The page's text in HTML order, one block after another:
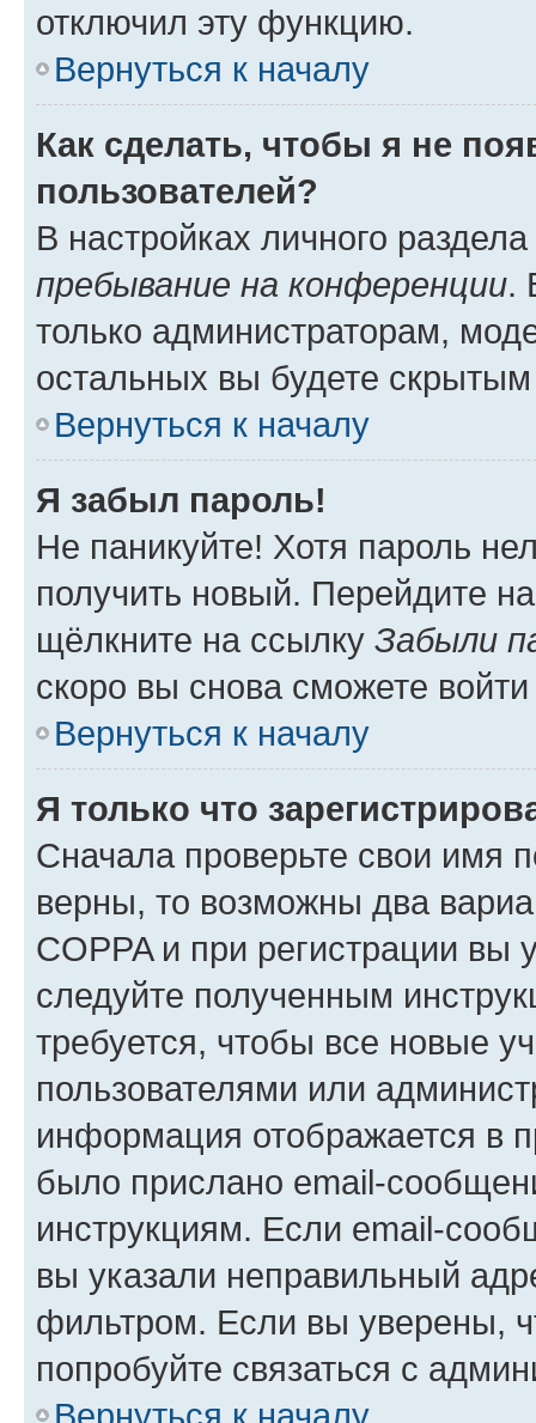
отключил эту функцию.
Вернуться к началу
Как сделать, чтобы я не
пользователей?
В настройках личного
пребывание на конференции.
только администраторам,
остальных вы будете
Вернуться к началу
Я забыл пароль!
Не паникуйте! Хотя пароль
получить новый. Перейдите
щёлкните на ссылку Забыли
скоро вы снова сможете
Вернуться к началу
Я только что
Сначала проверьте свои имя
верны, то возможны два
COPPA и при регистрации вы
следуйте полученным
требуется, чтобы все новые
пользователями или
информация отображается в
было прислано email-
инструкциям. Если email-
вы указали неправильный
фильтром. Если вы уверены,
попробуйте связаться с
Вернуться к началу